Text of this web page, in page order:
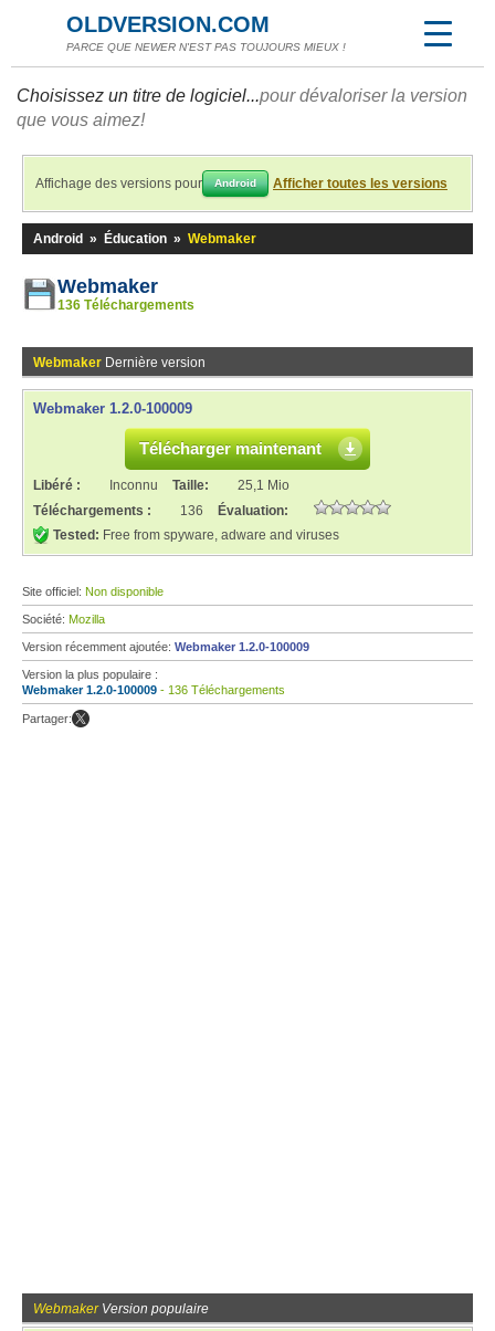
OLDVERSION.COM
PARCE QUE NEWER N'EST PAS TOUJOURS MIEUX !
Choisissez un titre de logiciel...pour dévaloriser la version
que vous aimez!
Affichage des versions pour Android Afficher toutes les versions
Android » Éducation » Webmaker
Webmaker
136 Téléchargements
Webmaker Dernière version
Webmaker 1.2.0-100009
Télécharger maintenant
Libéré : Inconnu Taille:
25,1 Mio
Téléchargements :
136
Évaluation:
Tested: Free from spyware, adware and viruses
Site officiel: Non disponible
Société: Mozilla
Version récemment ajoutée: Webmaker 1.2.0-100009
Version la plus populaire :
Webmaker 1.2.0-100009 - 136 Téléchargements
Partager:
WebmakerVersion populaire